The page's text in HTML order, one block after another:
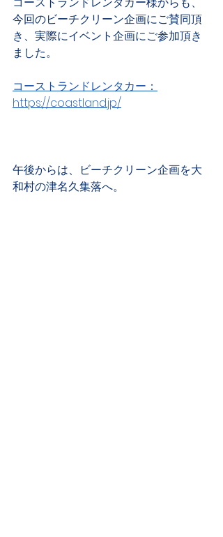
今回のビーチクリーン企画にご賛同頂
き、実際にイベント企画にご参加頂き
ました。
コーストランドレンタカー：
https://coastland.jp/
午後からは、ビーチクリーン企画を大
和村の津名久集落へ。